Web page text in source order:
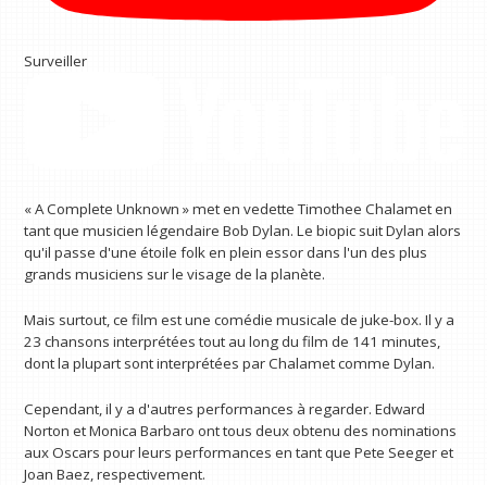
Surveiller
« A Complete Unknown » met en vedette Timothee Chalamet en
tant que musicien légendaire Bob Dylan. Le biopic suit Dylan alors
qu'il passe d'une étoile folk en plein essor dans l'un des plus
grands musiciens sur le visage de la planète.
Mais surtout, ce film est une comédie musicale de juke-box. Il y a
23 chansons interprétées tout au long du film de 141 minutes,
dont la plupart sont interprétées par Chalamet comme Dylan.
Cependant, il y a d'autres performances à regarder. Edward
Norton et Monica Barbaro ont tous deux obtenu des nominations
aux Oscars pour leurs performances en tant que Pete Seeger et
Joan Baez, respectivement.